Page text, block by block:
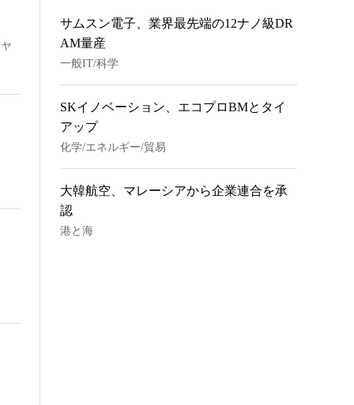
サムスン電子、業界最先端の12ナノ級DR
AM量産
一般IT/科学
SKイノベーション、エコプロBMとタイ
アップ
化学/エネルギー/貿易
大韓航空、マレーシアから企業連合を承
認
港と海